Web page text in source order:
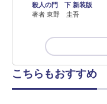
殺人の門 下 新装版
著者 東野 圭吾
こちらもおすすめ